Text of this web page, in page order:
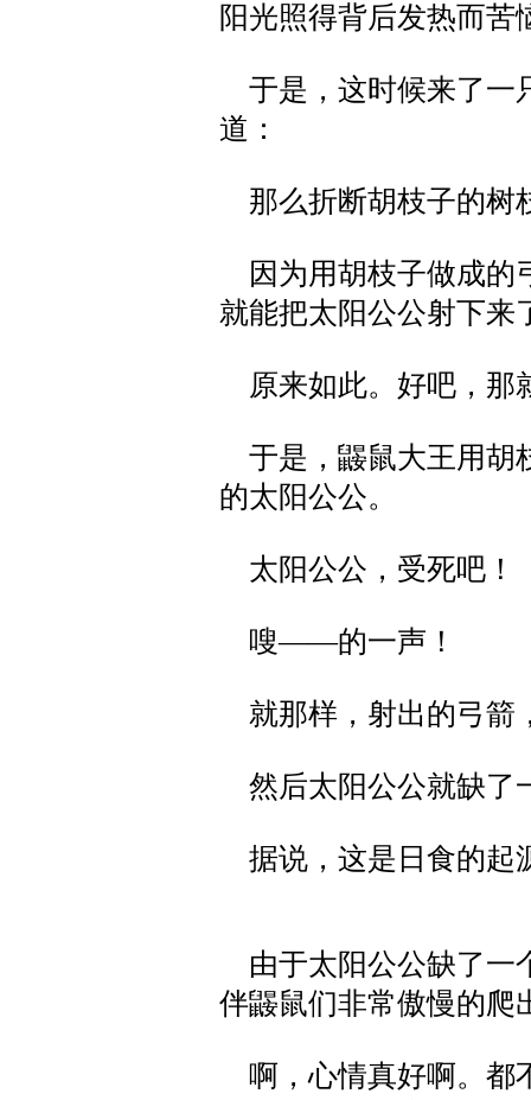
阳光照得背后发热而苦
于是，这时候来了一
道：
那么折断胡枝子的树
因为用胡枝子做成的
就能把太阳公公射下来
原来如此。好吧，那
于是，鼹鼠大王用胡
的太阳公公。
太阳公公，受死吧！
嗖——的一声！
就那样，射出的弓箭
然后太阳公公就缺了
据说，这是日食的起
由于太阳公公缺了一
伴鼹鼠们非常傲慢的爬
啊，心情真好啊。都